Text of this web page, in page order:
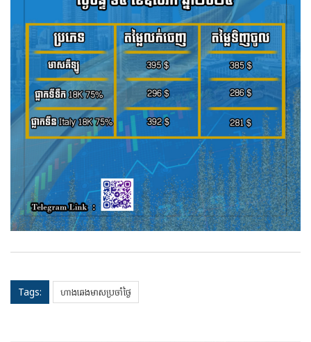
Tags: ហាងឆេងមាសប្រចាំថ្ងៃ